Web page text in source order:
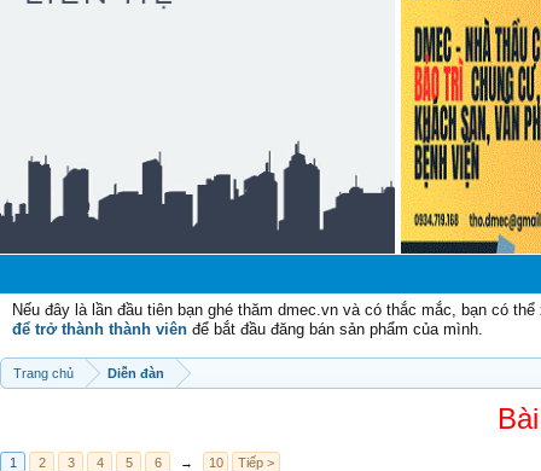
Nếu đây là lần đầu tiên bạn ghé thăm dmec.vn và có thắc mắc, bạn có
để trở thành thành viên để bắt đầu đăng bán sản phẩm của mình.
Trang chủ Diễn đàn
1 2 3 4 5 6 → 10 Tiếp >